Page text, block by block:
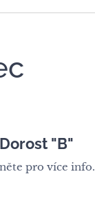
Dorost "B"
pro více info.